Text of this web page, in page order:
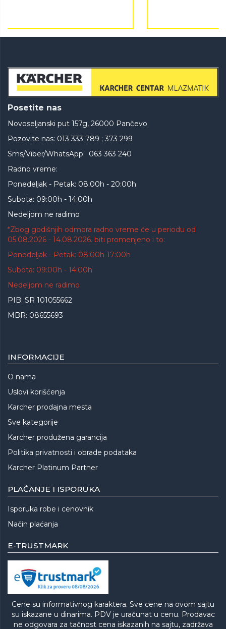
Posetite nas
Novoseljanski put 157g, 26000 Pančevo
Pozovite nas: 013 333 789 ; 373 299
Sms/Viber/WhatsApp: 063 363 240
Radno vreme:
Ponedeljak - Petak: 08:00h - 20:00h
Subota: 09:00h - 14:00h
Nedeljom ne radimo
*Zbog godišnjih odmora radno vreme će u periodu od
05.08.2026 - 14.08.2026. biti promenjeno i to:
Ponedeljak - Petak: 08:00h-17:00h
Subota: 09:00h - 14:00h
Nedeljom ne radimo
PIB: SR 101055662
MBR: 08655693
INFORMACIJE
O nama
Uslovi korišćenja
Karcher prodajna mesta
Sve kategorije
Karcher produžena garancija
Politika privatnosti i obrade podataka
Karcher Platinum Partner
PLAĆANJE I ISPORUKA
Isporuka robe i cenovnik
Način plaćanja
E-TRUSTMARK
Cene su informativnog karaktera. Sve cene na ovom sajtu
su iskazane u dinarima. PDV je uračunat u cenu. Prodavac
ne odgovara za tačnost cena iskazanih na sajtu, zadržava